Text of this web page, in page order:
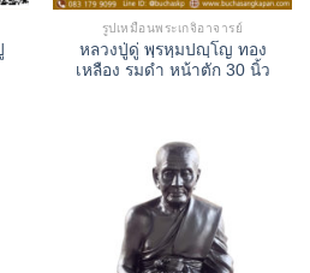
รูปเหมือนพระเกจิอาจารย์
หลวงปู่ดู่ พฺรหฺมปญฺโญ ทอง
เหลือง รมดำ หน้าตัก 30 นิ้ว